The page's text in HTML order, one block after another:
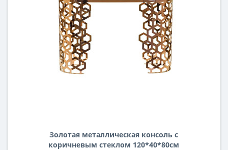
Золотая металлическая консоль с
коричневым стеклом 120*40*80см